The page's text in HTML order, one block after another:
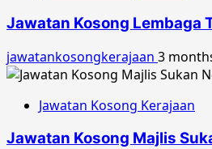
Jawatan Kosong Lembaga
jawatankosongkerajaan 3
Jawatan Kosong Kerajaan
Jawatan Kosong Majlis